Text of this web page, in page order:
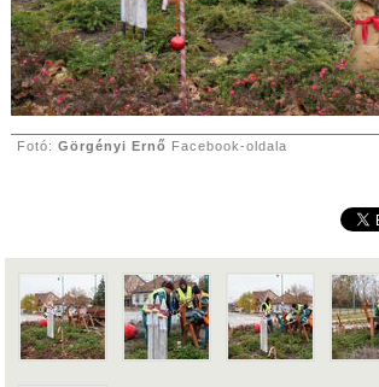
Fotó: Görgényi Ernő Facebook-oldala